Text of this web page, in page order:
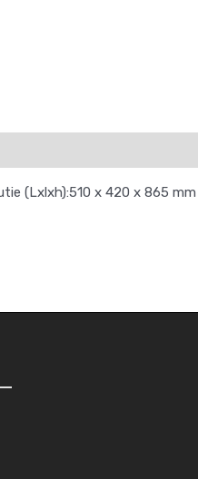
(Lxlxh):510 x 420 x 865 mm